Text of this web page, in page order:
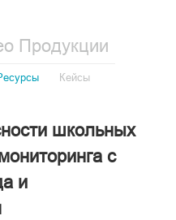
Кейсы
Продукции
школьных
с
и